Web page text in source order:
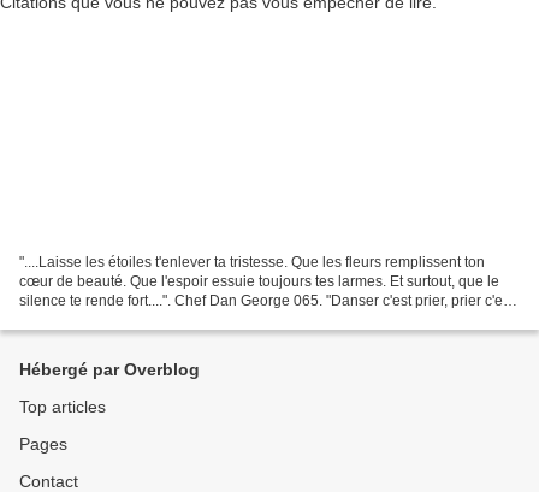
"....Laisse les étoiles t'enlever ta tristesse. Que les fleurs remplissent ton
cœur de beauté. Que l'espoir essuie toujours tes larmes. Et surtout, que le
silence te rende fort....". Chef Dan George 065. "Danser c'est prier, prier c'est
Hébergé par Overblog
Top articles
Pages
Contact